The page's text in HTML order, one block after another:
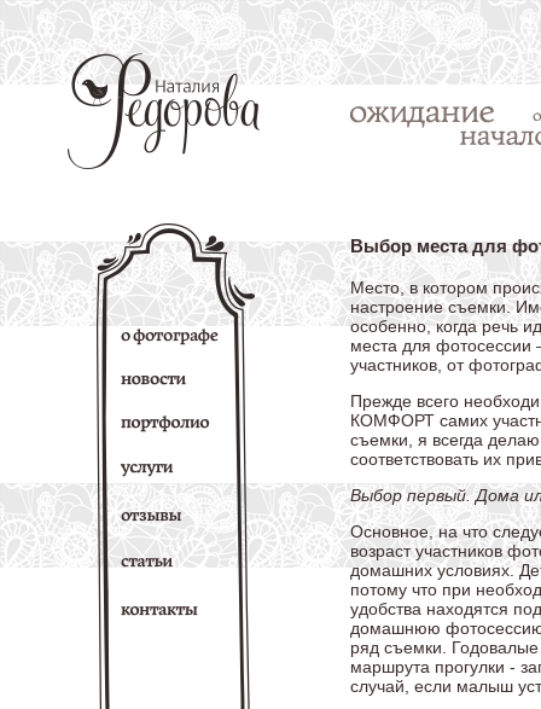
Выбор места для
Место, в котором
настроение съемки.
особенно, когда речь
места для фотосессии
участников, от
Прежде всего
КОМФОРТ самих
съемки, я всегда
соответствовать их
Выбор первый. Дома
Основное, на что
возраст участников
домашних условиях.
потому что при
удобства находятся
домашнюю фотосессию
ряд съемки. Годовалые
маршрута прогулки -
случай, если малыш